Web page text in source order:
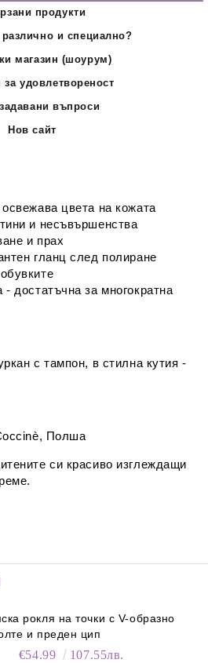
продукти
и специално?
магазин (шоурум)
за удовлетвореност
въпроси
Нов сайт
цвета на кожата
и несъвършенства
и прах
гланц след полиране
достатъчна за многократна
с тампон, в стилна кутия -
Полша
си красиво изглеждащи
рокля на точки с V-образно
и преден цип
€54.99 107.55лв.